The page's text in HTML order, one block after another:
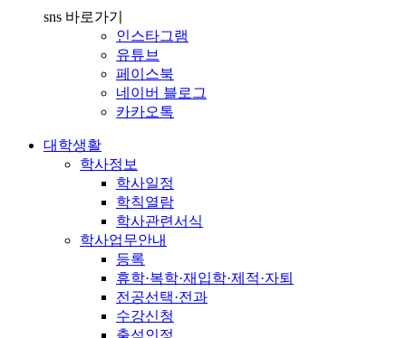
sns 바로가기
인스타그램
유튜브
페이스북
네이버 블로그
카카오톡
대학생활
학사정보
학사일정
학칙열람
학사관련서식
학사업무안내
등록
휴학·복학·재입학·제적·자퇴
전공선택·전과
수강신청
출석인정